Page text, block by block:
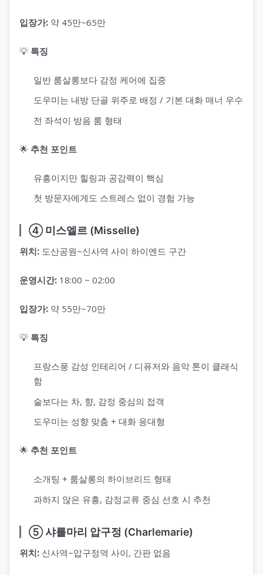
입장가: 약 45만~65만
💡 특징
일반 룸살롱보다 감정 케어에 집중
도우미는 내방 단골 위주로 배정 / 기본 대화 매너 우수
전 좌석이 방음 룸 형태
🌟 추천 포인트
유흥이지만 힐링과 공감력이 핵심
첫 방문자에게도 스트레스 없이 경험 가능
④ 미스엘르 (Misselle)
위치: 도산공원~신사역 사이 하이엔드 구간
운영시간: 18:00 ~ 02:00
입장가: 약 55만~70만
💡 특징
프랑스풍 감성 인테리어 / 디퓨저와 음악 톤이 클래식
함
술보다는 차, 향, 감정 중심의 접객
도우미는 성향 맞춤 + 대화 응대형
🌟 추천 포인트
소개팅 + 룸살롱의 하이브리드 형태
과하지 않은 유흥, 감정교류 중심 선호 시 추천
⑤ 샤를마리 압구정 (Charlemarie)
위치: 신사역~압구정역 사이, 간판 없음